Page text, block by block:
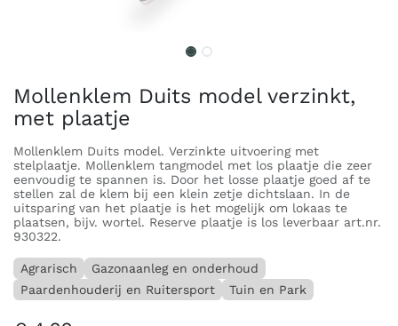
Mollenklem Duits model verzinkt,
met plaatje
Mollenklem Duits model. Verzinkte uitvoering met
stelplaatje. Mollenklem tangmodel met los plaatje die zeer
eenvoudig te spannen is. Door het losse plaatje goed af te
stellen zal de klem bij een klein zetje dichtslaan. In de
uitsparing van het plaatje is het mogelijk om lokaas te
plaatsen, bijv. wortel. Reserve plaatje is los leverbaar art.nr.
930322.
Agrarisch
Gazonaanleg en onderhoud
Paardenhouderij en Ruitersport
Tuin en Park